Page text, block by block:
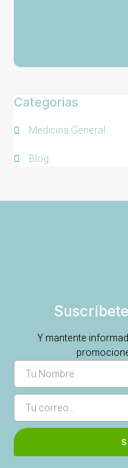
Categorias
Medicina General
Blog
Y mantente